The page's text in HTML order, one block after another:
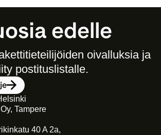
edelle
oivalluksia ja
postituslistalle.
Tampere
40 A 2a,